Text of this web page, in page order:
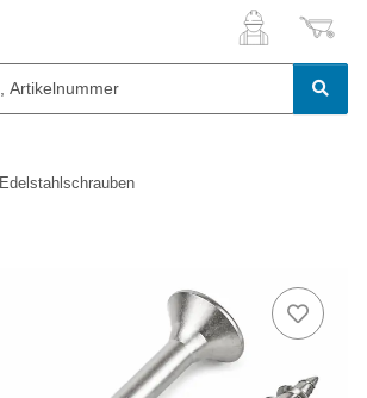
Edelstahlschrauben